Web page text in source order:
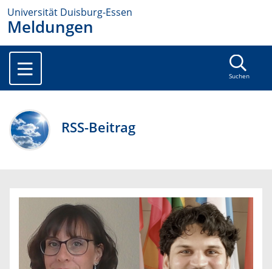
Universität Duisburg-Essen
Meldungen
Suchen
RSS-Beitrag